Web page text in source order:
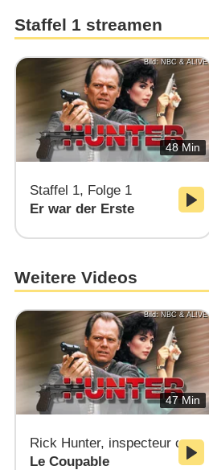
Staffel 1 streamen
Bild: NBC & AL!VE
48 Min
Staffel 1, Folge 1
Er war der Erste
Weitere Videos
Bild: NBC & AL!VE
47 Min
Rick Hunter, inspecteur choc
Le Coupable